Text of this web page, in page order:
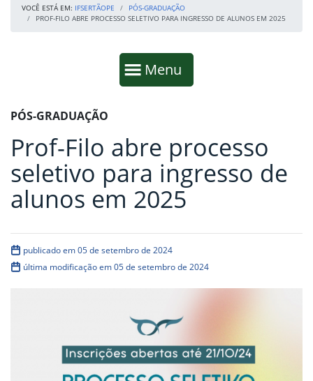
VOCÊ ESTÁ EM: IFSERTÃOPE
PÓS-GRADUAÇÃO
PROF-FILO ABRE PROCESSO SELETIVO PARA INGRESSO DE ALUNOS EM 2025
Mostrar
Menu
Fim da navegação
Início do conteúdo
PÓS-GRADUAÇÃO
Prof-Filo abre processo
seletivo para ingresso de
alunos em 2025
publicado em 05 de setembro de 2024
última modificação em 05 de setembro de 2024